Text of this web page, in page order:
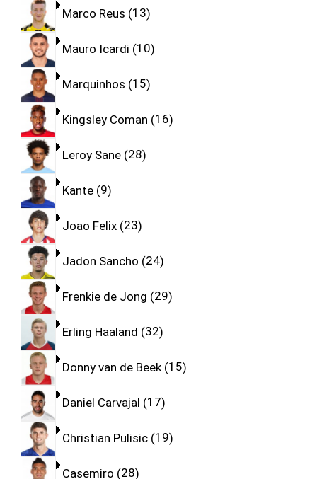
Marco Reus 13
Mauro Icardi 10
Marquinhos 15
Kingsley Coman 16
Leroy Sane 28
Kante 9
Joao Felix 23
Jadon Sancho 24
Frenkie de Jong 29
Erling Haaland 32
Donny van de Beek 15
Daniel Carvajal 17
Christian Pulisic 19
Casemiro 28